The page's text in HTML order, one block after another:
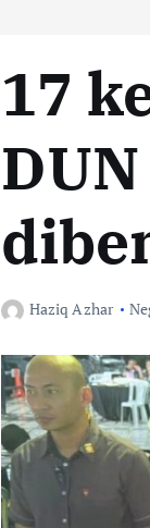
17
Haziq Azhar